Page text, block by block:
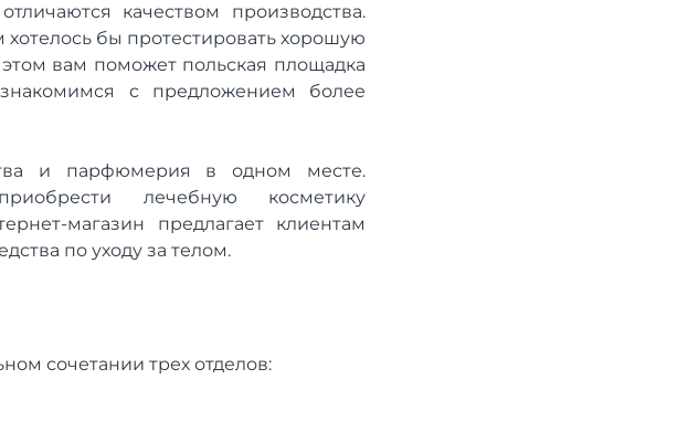
качеством производства.
хотелось бы протестировать хорошую
вам поможет польская площадка
с предложением более
и парфюмерия в одном месте.
лечебную косметику
магазин предлагает клиентам
по уходу за телом.
сочетании трех отделов: